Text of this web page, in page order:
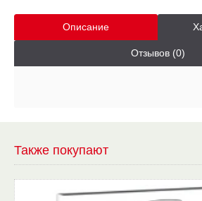
Описание
Отзывов (0)
Также покупают